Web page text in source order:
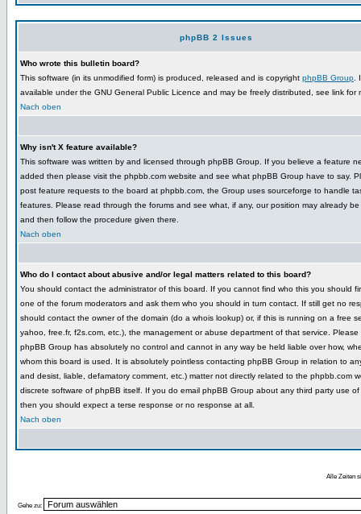
phpBB 2 Issues
Who wrote this bulletin board?
This software (in its unmodified form) is produced, released and is copyright phpBB Group
available under the GNU General Public Licence and may be freely distributed, see link for
Nach oben
Why isn't X feature available?
This software was written by and licensed through phpBB Group. If you believe a feature
added then please visit the phpbb.com website and see what phpBB Group have to say.
post feature requests to the board at phpbb.com, the Group uses sourceforge to handle
features. Please read through the forums and see what, if any, our position may already
and then follow the procedure given there.
Nach oben
Who do I contact about abusive and/or legal matters related to this board?
You should contact the administrator of this board. If you cannot find who this you should
one of the forum moderators and ask them who you should in turn contact. If still get no
should contact the owner of the domain (do a whois lookup) or, if this is running on a free
yahoo, free.fr, f2s.com, etc.), the management or abuse department of that service.
phpBB Group has absolutely no control and cannot in any way be held liable over how,
whom this board is used. It is absolutely pointless contacting phpBB Group in relation to
and desist, liable, defamatory comment, etc.) matter not directly related to the phpbb.com
discrete software of phpBB itself. If you do email phpBB Group about any third party use of
then you should expect a terse response or no response at all.
Nach oben
Alle Zeiten
Gehe zu: